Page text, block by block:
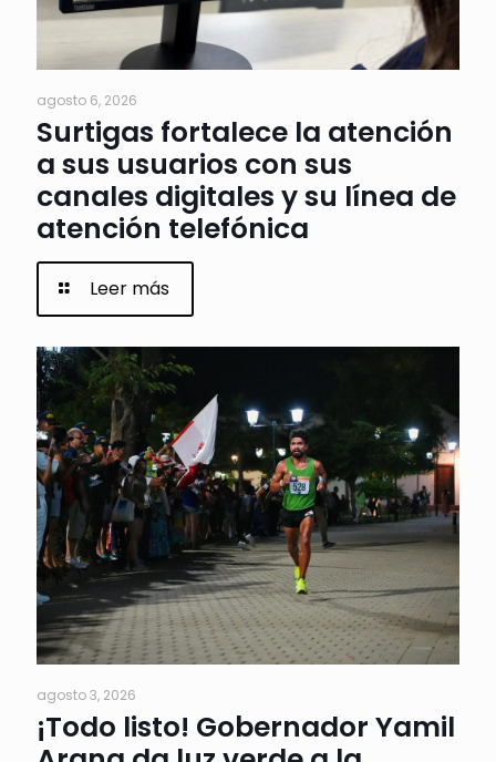
agosto 6, 2026
Surtigas fortalece la atención
a sus usuarios con sus
canales digitales y su línea de
atención telefónica
Leer más
agosto 3, 2026
¡Todo listo! Gobernador Yamil